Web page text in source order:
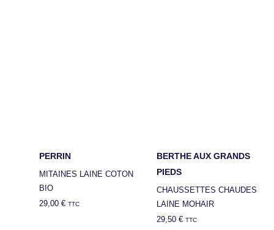
PERRIN
MITAINES LAINE COTON
BIO
29,00 € TTC
BERTHE AUX GRANDS
PIEDS
CHAUSSETTES CHAUDES
LAINE MOHAIR
29,50 € TTC